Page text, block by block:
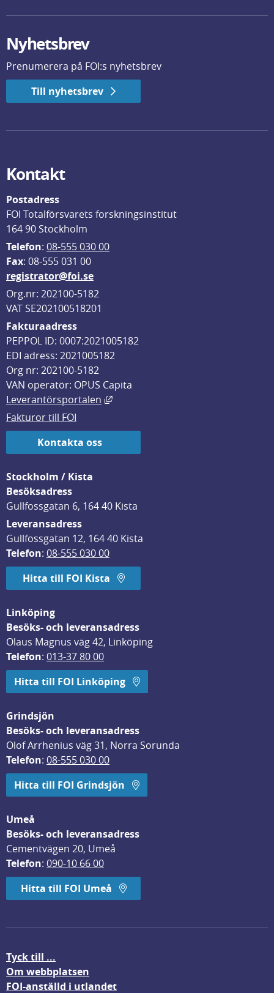
Nyhetsbrev
Prenumerera på FOI:s nyhetsbrev
Till nyhetsbrev
Kontakt
Postadress
FOI Totalförsvarets forskningsinstitut
164 90 Stockholm
Telefon: 08-555 030 00
Fax: 08-555 031 00
registrator@foi.se
Org.nr: 202100-5182
VAT SE202100518201
Fakturaadress
PEPPOL ID: 0007:2021005182
EDI adress: 2021005182
Org nr: 202100-5182
VAN operatör: OPUS Capita
Leverantörsportalen
Länk till annan webbplats, öppnas
Fakturor till FOI
Kontakta oss
Stockholm / Kista
Besöksadress
Gullfossgatan 6, 164 40 Kista
Leveransadress
Gullfossgatan 12, 164 40 Kista
Telefon: 08-555 030 00
Hitta till FOI Kista
Linköping
Besöks- och leveransadress
Olaus Magnus väg 42, Linköping
Telefon: 013-37 80 00
Hitta till FOI Linköping
Grindsjön
Besöks- och leveransadress
Olof Arrhenius väg 31, Norra Sorunda
Telefon: 08-555 030 00
Hitta till FOI Grindsjön
Umeå
Besöks- och leveransadress
Cementvägen 20, Umeå
Telefon: 090-10 66 00
Hitta till FOI Umeå
Tyck till ...
Om webbplatsen
FOI-anställd i utlandet